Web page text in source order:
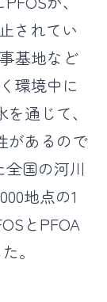
されてい
基地など
環境中に
通じて、
があるので
全国の河川
地点の1
とPFOA
。